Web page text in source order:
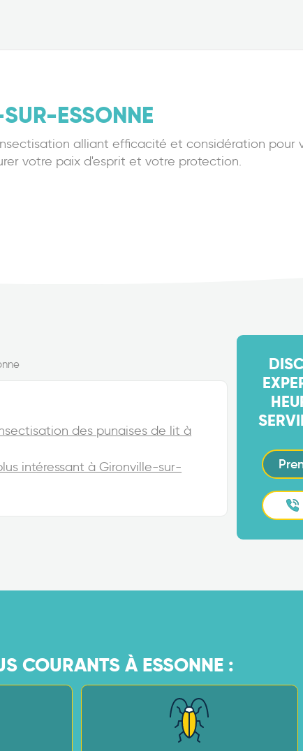
ESSONNE
alliant efficacité et considération pour
votre paix d'esprit et votre protection.
des punaises de lit à
intéressant à Gironville-sur-
COURANTS À ESSONNE :